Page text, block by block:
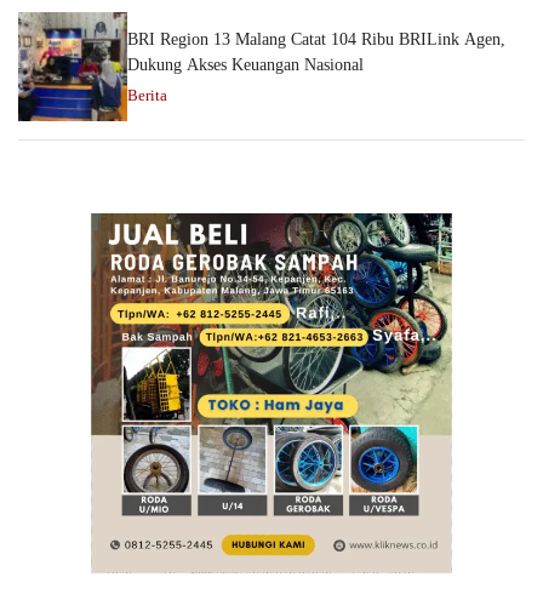
BRI Region 13 Malang Catat 104 Ribu BRILink Agen,
Dukung Akses Keuangan Nasional
Berita